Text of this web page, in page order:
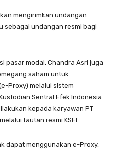
mengirimkan undangan
sebagai undangan resmi bagi
pasar modal, Chandra Asri juga
saham untuk
Proxy) melalui sistem
Sentral Efek Indonesia
kepada karyawan PT
tautan resmi KSEI.
dapat menggunakan e-Proxy,